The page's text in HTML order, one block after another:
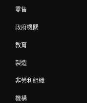
零售
政府機關
教育
製造
非營利組織
機構